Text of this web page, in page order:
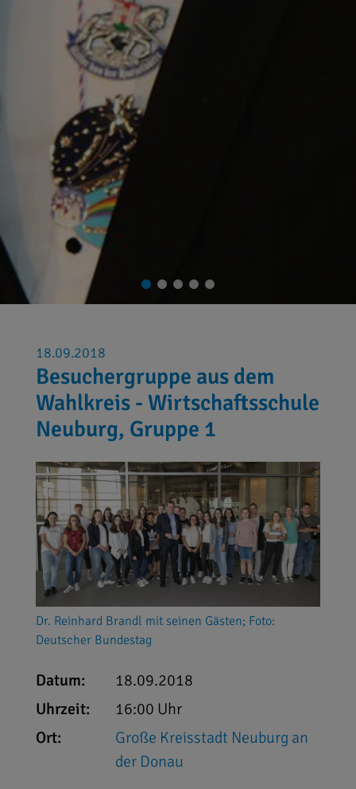
18.09.2018
Besuchergruppe aus dem
Wahlkreis - Wirtschaftsschule
Neuburg, Gruppe 1
Dr. Reinhard Brandl mit seinen Gästen; Foto:
Deutscher Bundestag
Datum:
18.09.2018
Uhrzeit:
16:00 Uhr
Ort:
Große Kreisstadt Neuburg an
der Donau